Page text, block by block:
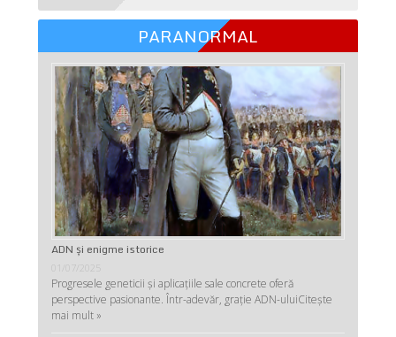
PARANORMAL
ADN şi enigme istorice
01/07/2025
Progresele geneticii şi aplicaţiile sale concrete oferă
perspective pasionante. Într-adevăr, graţie ADN-uluiCitește
mai mult »